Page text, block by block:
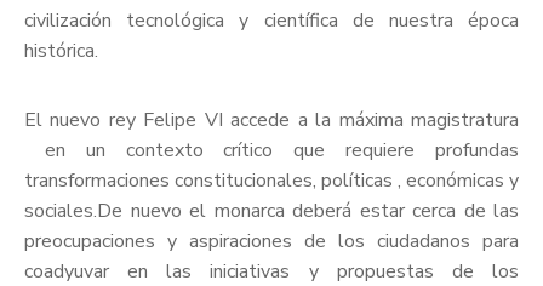
civilización tecnológica y científica de nuestra época
histórica.
El nuevo rey Felipe VI accede a la máxima magistratura
en un contexto crítico que requiere profundas
transformaciones constitucionales, políticas , económicas y
sociales.De nuevo el monarca deberá estar cerca de las
preocupaciones y aspiraciones de los ciudadanos para
coadyuvar en las iniciativas y propuestas de los